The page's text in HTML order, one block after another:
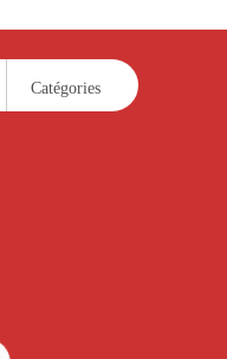
Catégories